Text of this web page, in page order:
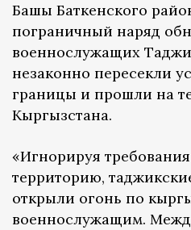
Башы Баткенского
пограничный наряд
военнослужащих
незаконно пересекли
границы и прошли на
Кыргызстана.
«Игнорируя
территорию,
открыли огонь по
военнослужащим.